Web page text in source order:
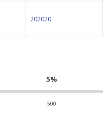
202020
500
5%